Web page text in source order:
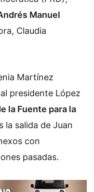
Manuel
Claudia
Martínez
presidente López
la Fuente para la
la salida de Juan
con
pasadas.